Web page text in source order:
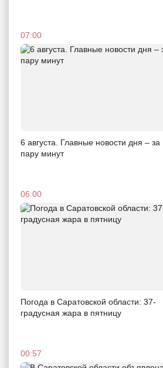
07:00
6 августа. Главные новости дня – за
пару минут
06:00
Погода в Саратовской области: 37-
градусная жара в пятницу
00:57